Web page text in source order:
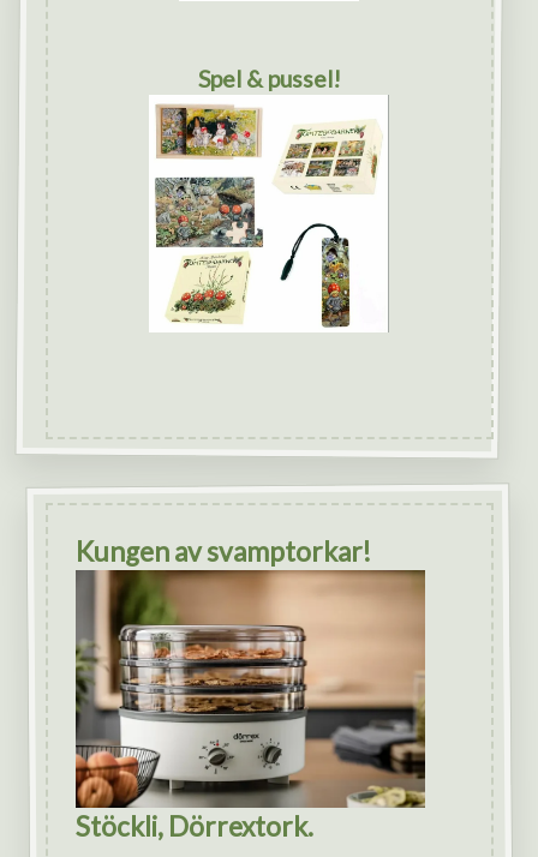
Spel & pussel!
Kungen av svamptorkar!
Stöckli, Dörrextork.